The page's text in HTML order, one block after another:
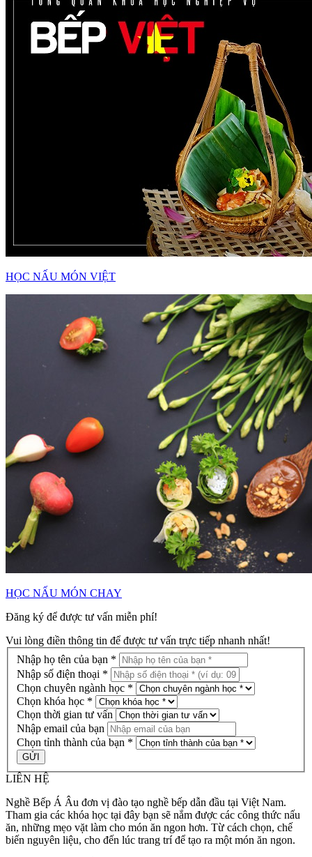
HỌC NẤU MÓN VIỆT
HỌC NẤU MÓN CHAY
Đăng ký để được tư vấn miễn phí!
Vui lòng điền thông tin để được tư vấn trực tiếp nhanh nhất!
Nhập họ tên của bạn *
Nhập số điện thoại *
Chọn chuyên ngành học *
Chọn khóa học *
Chọn thời gian tư vấn
Nhập email của bạn
Chọn tỉnh thành của bạn *
LIÊN HỆ
Nghề Bếp Á Âu đơn vị đào tạo nghề bếp dẫn đầu tại Việt Nam.
Tham gia các khóa học tại đây bạn sẽ nắm được các công thức nấu
ăn, những mẹo vặt làm cho món ăn ngon hơn. Từ cách chọn, chế
biến nguyên liệu, cho đến lúc trang trí để tạo ra một món ăn ngon.